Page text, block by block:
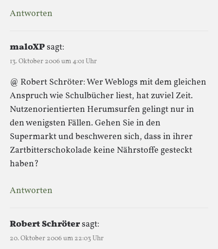
Antworten
maloXPsagt:
13. Oktober 2006 um 4:01 Uhr
@ Robert Schröter: Wer Weblogs mit dem gleichen
Anspruch wie Schulbücher liest, hat zuviel Zeit.
Nutzenorientierten Herumsurfen gelingt nur in
den wenigsten Fällen. Gehen Sie in den
Supermarkt und beschweren sich, dass in ihrer
Zartbitterschokolade keine Nährstoffe gesteckt
haben?
Antworten
Robert Schrötersagt:
20. Oktober 2006 um 22:03 Uhr